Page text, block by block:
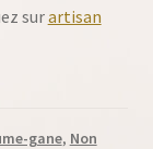
surartisan
gane, Non